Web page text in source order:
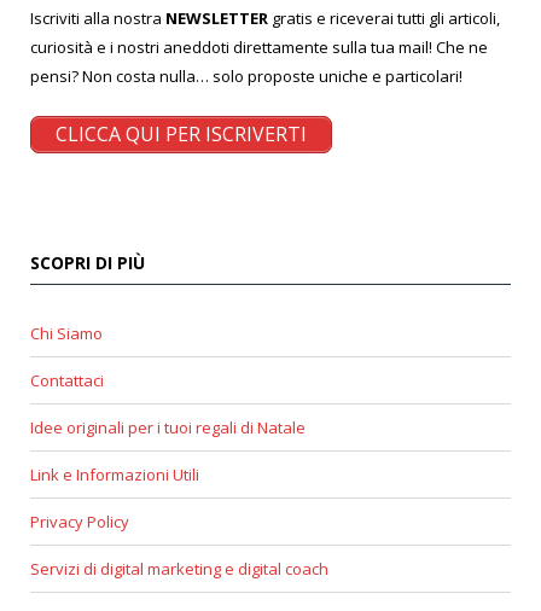
Iscriviti alla nostra NEWSLETTER gratis e riceverai tutti gli articoli,
curiosità e i nostri aneddoti direttamente sulla tua mail! Che ne
pensi? Non costa nulla… solo proposte uniche e particolari!
CLICCA QUI PER ISCRIVERTI
SCOPRI DI PIÙ
Chi Siamo
Contattaci
Idee originali per i tuoi regali di Natale
Link e Informazioni Utili
Privacy Policy
Servizi di digital marketing e digital coach